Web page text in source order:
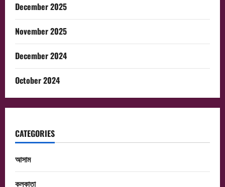
December 2025
November 2025
December 2024
October 2024
CATEGORIES
আসাম
কলকাতা